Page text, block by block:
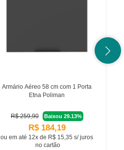
Armário Aéreo 58 cm com 1 Porta
Etna Poliman
R$ 259,90 Baixou 29.13%
R$ 184,19
ou em até 12x de R$ 15,35 s/ juros
no cartão